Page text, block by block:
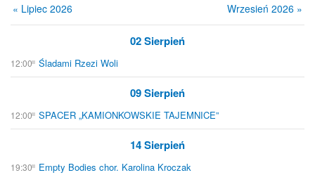
« Lipiec 2026
Wrzesień 2026 »
02 Sierpień
12:00 Śladami Rzezi Woli
09 Sierpień
12:00 SPACER „KAMIONKOWSKIE TAJEMNICE”
14 Sierpień
19:30 Empty Bodies chor. Karolina Kroczak